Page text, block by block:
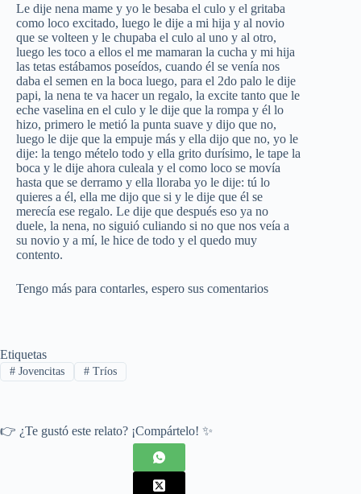
Le dije nena mame y yo le besaba el culo y el gritaba
como loco excitado, luego le dije a mi hija y al novio
que se volteen y le chupaba el culo al uno y al otro,
luego les toco a ellos el me mamaran la cucha y mi hija
las tetas estábamos poseídos, cuando él se venía nos
daba el semen en la boca luego, para el 2do palo le dije
papi, la nena te va hacer un regalo, la excite tanto que le
eche vaselina en el culo y le dije que la rompa y él lo
hizo, primero le metió la punta suave y dijo que no,
luego le dije que la empuje más y ella dijo que no, yo le
dije: la tengo mételo todo y ella grito durísimo, le tape la
boca y le dije ahora culeala y el como loco se movía
hasta que se derramo y ella lloraba yo le dije: tú lo
quieres a él, ella me dijo que si y le dije que él se
merecía ese regalo. Le dije que después eso ya no
duele, la nena, no siguió culiando si no que nos veía a
su novio y a mí, le hice de todo y el quedo muy
contento.
Tengo más para contarles, espero sus comentarios
Etiquetas
#Jovencitas #Tríos
👉 ¿Te gustó este relato? ¡Compártelo! ✨